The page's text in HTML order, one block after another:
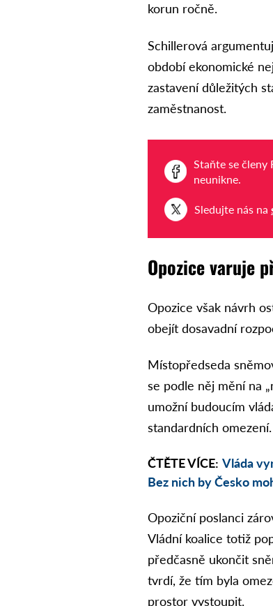
korun ročně.
Schillerová
období ekonomické
zastavení důležitých
zaměstnanost.
Staňte se členy
neunikne.
Sledujte nás na
Opozice varuje
Opozice však návrh
obejít dosavadní
Místopředseda
se podle něj mění na
umožní budoucím
standardních omezení.
ČTĚTE VÍCE: Vláda
Bez nich by Česko
Opoziční poslanci
Vládní koalice totiž
předčasně ukončit
tvrdí, že tím byla
prostor vystoupit.